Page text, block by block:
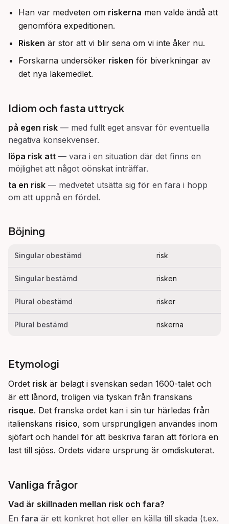
Han var medveten om riskerna men valde ändå att
genomföra expeditionen.
Risken är stor att vi blir sena om vi inte åker nu.
Forskarna undersöker risken för biverkningar av
det nya läkemedlet.
Idiom och fasta uttryck
på egen risk — med fullt eget ansvar för eventuella
negativa konsekvenser.
löpa risk att — vara i en situation där det finns en
möjlighet att något oönskat inträffar.
ta en risk — medvetet utsätta sig för en fara i hopp
om att uppnå en fördel.
Böjning
Singular obestämd risk
Singular bestämd risken
Plural obestämd risker
Plural bestämd riskerna
Etymologi
Ordet risk är belagt i svenskan sedan 1600-talet och
risque. Det franska ordet kan i sin tur härledas från
italienskans risico, som ursprungligen användes inom
sjöfart och handel för att beskriva faran att förlora en
last till sjöss. Ordets vidare ursprung är omdiskuterat.
Vanliga frågor
Vad är skillnaden mellan risk och fara?
En fara är ett konkret hot eller en källa till skada (t.ex.